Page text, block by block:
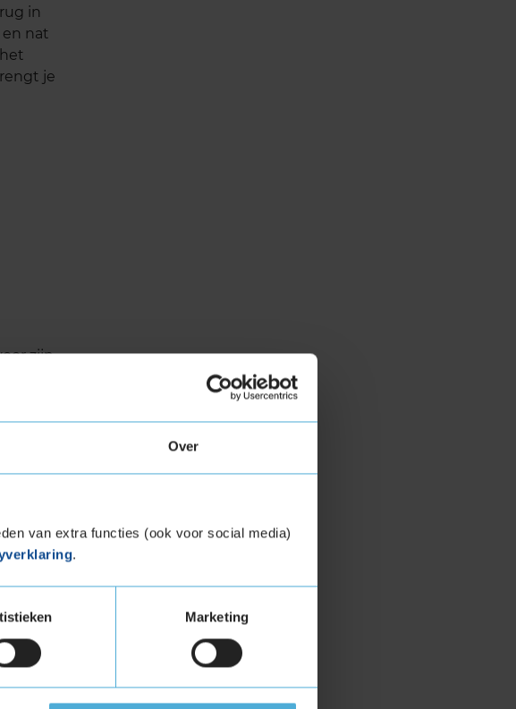
Over
van extra functies (ook voor social media)
.
Marketing
in
nat
je
zijn
te
gelijk